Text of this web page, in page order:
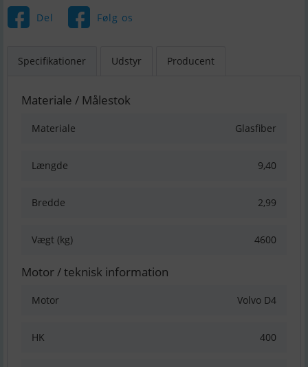
Del Følg os
Specifikationer Udstyr Producent
Materiale / Målestok
Materiale Glasfiber
Længde 9,40
Bredde 2,99
Vægt (kg) 4600
Motor / teknisk information
Motor Volvo D4
HK 400